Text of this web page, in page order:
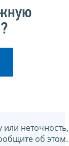
или неточность,
об этом.